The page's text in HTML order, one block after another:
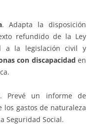
. Adapta la disposición
refundido de la Ley
a la legislación civil y
con discapacidad en
. Prevé un informe de
los gastos de naturaleza
Seguridad Social.